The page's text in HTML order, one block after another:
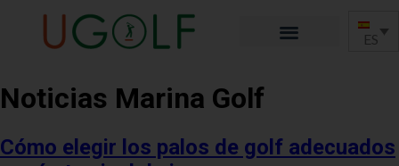
ES
Noticias Marina Golf
Cómo elegir los palos de golf adecuados